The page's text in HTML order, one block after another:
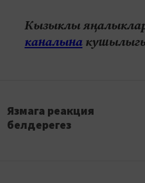
Кызыклы
каналына
Язмага реакция
белдерегез